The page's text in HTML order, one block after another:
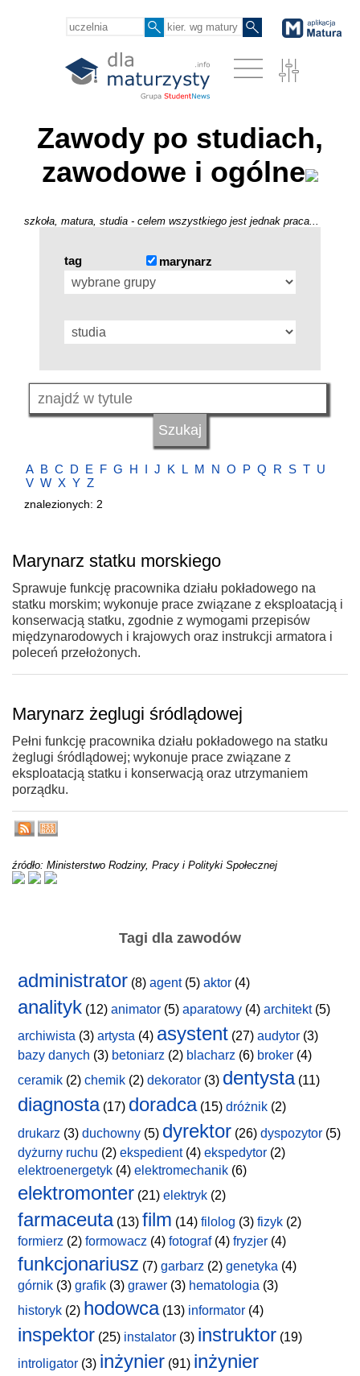
Zawody po studiach,
zawodowe i ogólne
szkoła, matura, studia - celem wszystkiego jest jednak praca...
tag marynarz
A B C D E F G H I J K L M N O P Q R S T U
V W X Y Z
znalezionych: 2
Marynarz statku morskiego
Sprawuje funkcję pracownika działu pokładowego na
statku morskim; wykonuje prace związane z eksploatacją i
konserwacją statku, zgodnie z wymogami przepisów
międzynarodowych i krajowych oraz instrukcji armatora i
poleceń przełożonych.
Marynarz żeglugi śródlądowej
Pełni funkcję pracownika działu pokładowego na statku
żeglugi śródlądowej; wykonuje prace związane z
eksploatacją statku i konserwacją oraz utrzymaniem
porządku.
źródło: Ministerstwo Rodziny, Pracy i Polityki Społecznej
Tagi dla zawodów
administrator (8) agent(5) aktor (4)
analityk (12) animator (5) aparatowy (4) architekt(5)
archiwista (3) artysta (4) asystent (27) audytor (3)
bazy danych (3) betoniarz (2) blacharz (6) broker (4)
ceramik (2) chemik (2) dekorator (3) dentysta(11)
diagnosta(17) doradca(15) dróżnik (2)
drukarz (3) duchowny (5) dyrektor (26) dyspozytor (5)
dyżurny ruchu (2) ekspedient(4) ekspedytor (2)
elektroenergetyk (4) elektromechanik (6)
elektromonter (21) elektryk (2)
farmaceuta(13) film (14) filolog (3) fizyk (2)
formierz (2) formowacz (4) fotograf(4) fryzjer (4)
funkcjonariusz (7) garbarz (2) genetyka (4)
górnik (3) grafik (3) grawer (3) hematologia (3)
historyk (2) hodowca(13) informator (4)
inspektor (25) instalator (3) instruktor (19)
introligator (3) inżynier (91) inżynier